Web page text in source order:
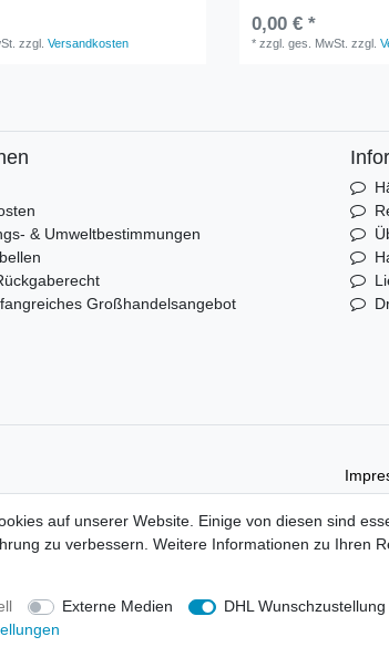
zzgl.Versandkosten
0,00 € *
*zzgl. ges. MwSt. zzgl.
& Umweltbestimmungen
Großhandelsangebot
2026 | Alle Rechte vorbehalten. HL-
Warenzeichen sowie sämtliche
für registrierte Händler, ansonsten zeigt der Shop 0,00
auf unserer Website. Einige von diesen sind
zu verbessern. Weitere Informationen zu Ihren
Externe Medien DHL Wunschzustellung